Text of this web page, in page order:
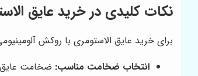
نکات کلیدی در خرید عایق
برای خرید عایق الاستومری با روکش
انتخاب ضخامت مناسب: ضخامت عایق